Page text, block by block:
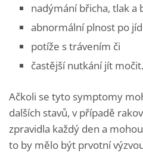
nadýmání břicha, tlak a
abnormální plnost po
potíže s trávením či
častější nutkání jít močit.
Ačkoli se tyto symptomy
dalších stavů, v případě
zpravidla každý den a
to by mělo být prvotní